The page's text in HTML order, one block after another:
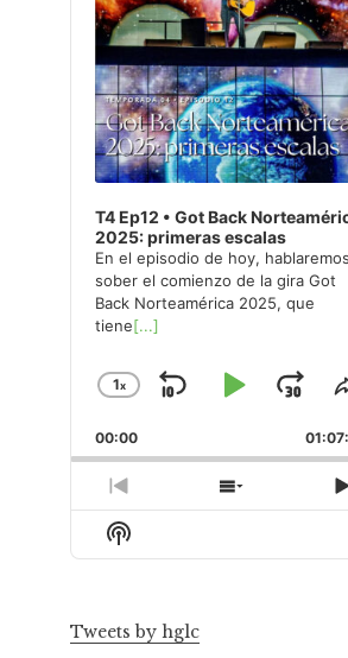
T4 Ep12 • Got Back
2025: primeras escalas
En el episodio de hoy, hablaremos
sober el comienzo de la gira Got
Back Norteamérica 2025, que
tiene[...]
Change
Rate
1x
Skip
Backward
Play
Pause
00:00
Previous
Episode
Show
Episodes
Show
Podcast
Tweets by hglc